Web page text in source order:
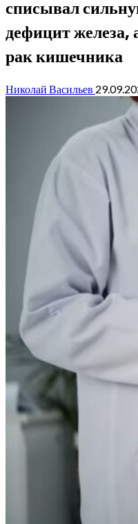
списывал
дефицит железа,
рак кишечника
Николай Васильев